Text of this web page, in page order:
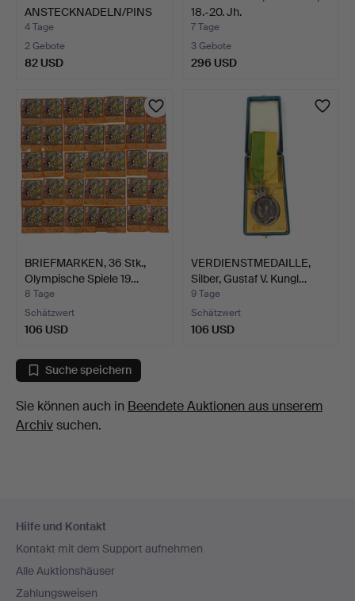
ANSTECKNADELN/PINS
au…
4 Tage
2 Gebote
82 USD
18.-20. Jh.
7 Tage
3 Gebote
296 USD
BRIEFMARKEN, 36 Stk.,
Olympische Spiele 19…
8 Tage
Schätzwert
106 USD
VERDIENSTMEDAILLE,
Silber, Gustaf V. Kungl…
9 Tage
Schätzwert
106 USD
Suche speichern
Sie können auch in Beendete Auktionen aus unserem
Archivsuchen.
Navigation
Hilfe und Kontakt
Kontakt mit dem Support aufnehmen
Alle Auktionshäuser
Zahlungsweisen